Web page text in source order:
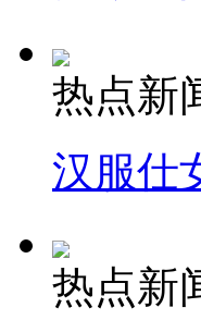
热点新
汉服仕
热点新